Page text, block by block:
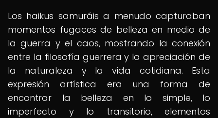
Los haikus samuráis a menudo capturaban
momentos fugaces de belleza en medio de
la guerra y el caos, mostrando la conexión
entre la filosofía guerrera y la apreciación de
la naturaleza y la vida cotidiana. Esta
expresión artística era una forma de
encontrar la belleza en lo simple, lo
imperfecto y lo transitorio, elementos